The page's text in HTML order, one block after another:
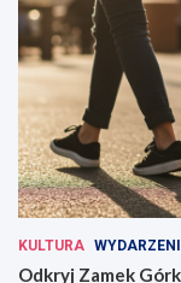
KULTURA
Odkryj Zamek